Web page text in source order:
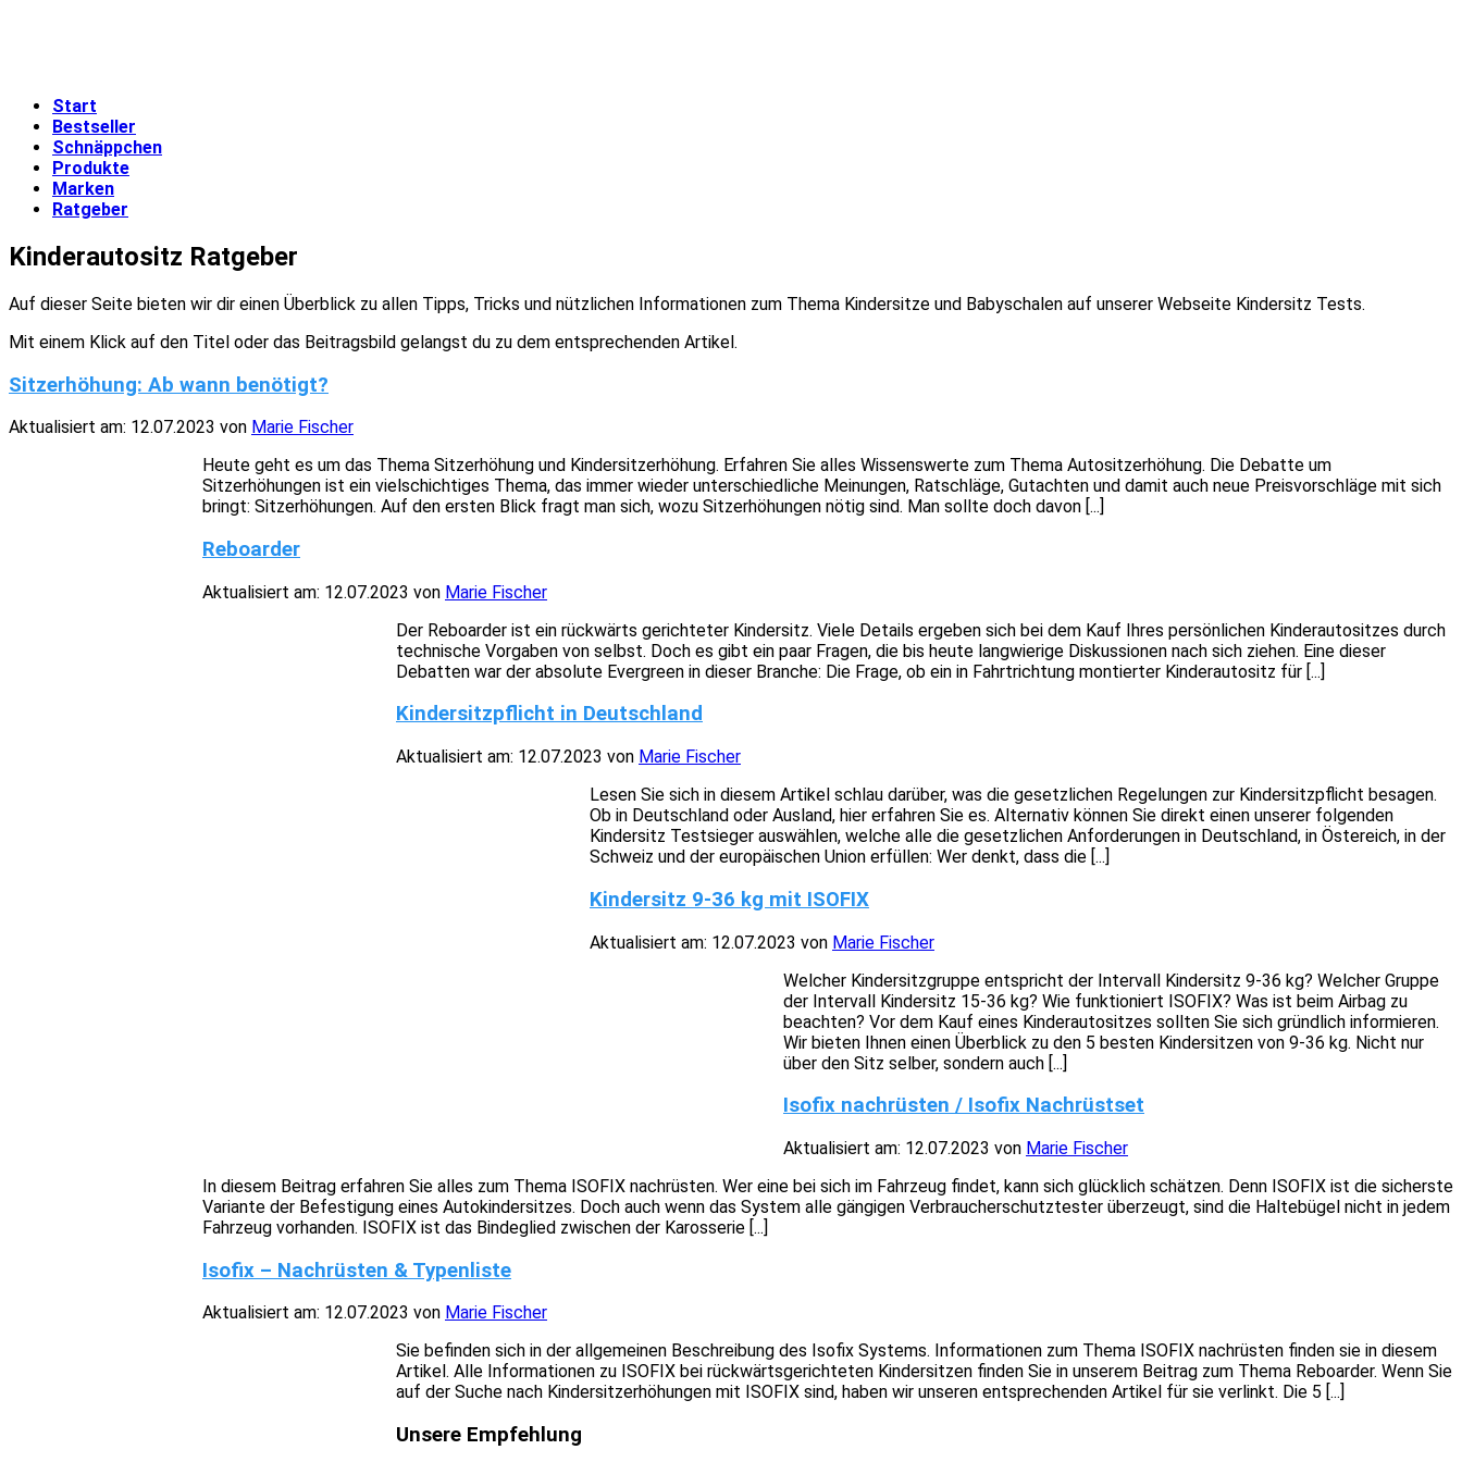
Start
Bestseller
Schnäppchen
Produkte
Marken
Ratgeber
Kinderautositz Ratgeber
Auf dieser Seite bieten wir dir einen Überblick zu allen Tipps, Tricks und nützlichen Informationen zum Thema Kindersitze und Babyschalen auf unserer Webseite Kindersitz Tests.
Mit einem Klick auf den Titel oder das Beitragsbild gelangst du zu dem entsprechenden Artikel.
Sitzerhöhung: Ab wann benötigt?
Aktualisiert am: 12.07.2023 von Marie Fischer
Heute geht es um das Thema Sitzerhöhung und Kindersitzerhöhung. Erfahren Sie alles Wissenswerte zum Thema Autositzerhöhung. Die Debatte um
Sitzerhöhungen ist ein vielschichtiges Thema, das immer wieder unterschiedliche Meinungen, Ratschläge, Gutachten und damit auch neue Preisvorschläge mit sich
bringt: Sitzerhöhungen. Auf den ersten Blick fragt man sich, wozu Sitzerhöhungen nötig sind. Man sollte doch davon [...]
Reboarder
Aktualisiert am: 12.07.2023 von Marie Fischer
Der Reboarder ist ein rückwärts gerichteter Kindersitz. Viele Details ergeben sich bei dem Kauf Ihres persönlichen Kinderautositzes durch
technische Vorgaben von selbst. Doch es gibt ein paar Fragen, die bis heute langwierige Diskussionen nach sich ziehen. Eine dieser
Debatten war der absolute Evergreen in dieser Branche: Die Frage, ob ein in Fahrtrichtung montierter Kinderautositz für [...]
Kindersitzpflicht in Deutschland
Aktualisiert am: 12.07.2023 von Marie Fischer
Lesen Sie sich in diesem Artikel schlau darüber, was die gesetzlichen Regelungen zur Kindersitzpflicht besagen.
Ob in Deutschland oder Ausland, hier erfahren Sie es. Alternativ können Sie direkt einen unserer folgenden
Kindersitz Testsieger auswählen, welche alle die gesetzlichen Anforderungen in Deutschland, in Östereich, in der
Schweiz und der europäischen Union erfüllen: Wer denkt, dass die [...]
Kindersitz 9-36 kg mit ISOFIX
Aktualisiert am: 12.07.2023 von Marie Fischer
Welcher Kindersitzgruppe entspricht der Intervall Kindersitz 9-36 kg? Welcher Gruppe
der Intervall Kindersitz 15-36 kg? Wie funktioniert ISOFIX? Was ist beim Airbag zu
beachten? Vor dem Kauf eines Kinderautositzes sollten Sie sich gründlich informieren.
Wir bieten Ihnen einen Überblick zu den 5 besten Kindersitzen von 9-36 kg. Nicht nur
über den Sitz selber, sondern auch [...]
Isofix nachrüsten / Isofix Nachrüstset
Aktualisiert am: 12.07.2023 von Marie Fischer
In diesem Beitrag erfahren Sie alles zum Thema ISOFIX nachrüsten. Wer eine bei sich im Fahrzeug findet, kann sich glücklich schätzen. Denn ISOFIX ist die sicherste
Variante der Befestigung eines Autokindersitzes. Doch auch wenn das System alle gängigen Verbraucherschutztester überzeugt, sind die Haltebügel nicht in jedem
Fahrzeug vorhanden. ISOFIX ist das Bindeglied zwischen der Karosserie [...]
Isofix – Nachrüsten & Typenliste
Aktualisiert am: 12.07.2023 von Marie Fischer
Sie befinden sich in der allgemeinen Beschreibung des Isofix Systems. Informationen zum Thema ISOFIX nachrüsten finden sie in diesem
Artikel. Alle Informationen zu ISOFIX bei rückwärtsgerichteten Kindersitzen finden Sie in unserem Beitrag zum Thema Reboarder. Wenn Sie
auf der Suche nach Kindersitzerhöhungen mit ISOFIX sind, haben wir unseren entsprechenden Artikel für sie verlinkt. Die 5 [...]
Unsere Empfehlung